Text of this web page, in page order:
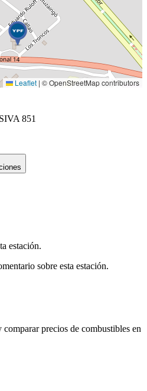
Leaflet | © OpenStreetMap contributors
851
estación.
sobre esta estación.
precios de combustibles en